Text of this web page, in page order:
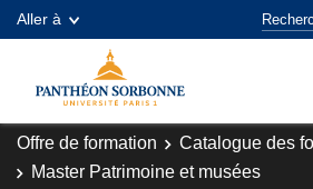
Aller à
Offre de formation Catalogue des
Master Patrimoine et musées